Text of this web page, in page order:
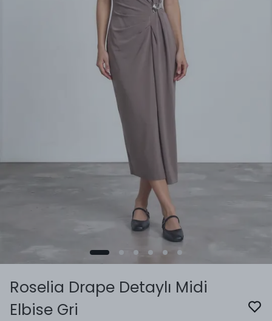
Roselia Drape Detaylı Midi
Elbise Gri